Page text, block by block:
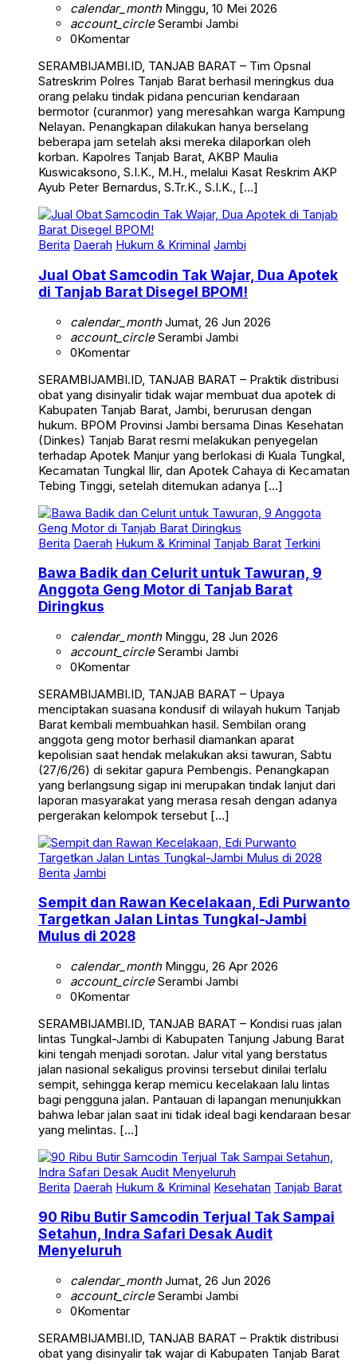
calendar_monthMinggu, 10 Mei 2026
account_circleSerambi Jambi
0Komentar
SERAMBIJAMBI.ID, TANJAB BARAT – Tim Opsnal
Satreskrim Polres Tanjab Barat berhasil meringkus dua
orang pelaku tindak pidana pencurian kendaraan
bermotor (curanmor) yang meresahkan warga Kampung
Nelayan. Penangkapan dilakukan hanya berselang
beberapa jam setelah aksi mereka dilaporkan oleh
korban. Kapolres Tanjab Barat, AKBP Maulia
Kuswicaksono, S.I.K., M.H., melalui Kasat Reskrim AKP
Ayub Peter Bernardus, S.Tr.K., S.I.K., […]
Berita Daerah Hukum & Kriminal Jambi
Jual Obat Samcodin Tak Wajar, Dua Apotek
di Tanjab Barat Disegel BPOM!
calendar_monthJumat, 26 Jun 2026
account_circleSerambi Jambi
0Komentar
SERAMBIJAMBI.ID, TANJAB BARAT – Praktik distribusi
obat yang disinyalir tidak wajar membuat dua apotek di
Kabupaten Tanjab Barat, Jambi, berurusan dengan
hukum. BPOM Provinsi Jambi bersama Dinas Kesehatan
(Dinkes) Tanjab Barat resmi melakukan penyegelan
terhadap Apotek Manjur yang berlokasi di Kuala Tungkal,
Kecamatan Tungkal Ilir, dan Apotek Cahaya di Kecamatan
Tebing Tinggi, setelah ditemukan adanya […]
Berita Daerah Hukum & Kriminal Tanjab Barat Terkini
Bawa Badik dan Celurit untuk Tawuran, 9
Anggota Geng Motor di Tanjab Barat
Diringkus
calendar_monthMinggu, 28 Jun 2026
account_circleSerambi Jambi
0Komentar
SERAMBIJAMBI.ID, TANJAB BARAT – Upaya
menciptakan suasana kondusif di wilayah hukum Tanjab
Barat kembali membuahkan hasil. Sembilan orang
anggota geng motor berhasil diamankan aparat
kepolisian saat hendak melakukan aksi tawuran, Sabtu
(27/6/26) di sekitar gapura Pembengis. Penangkapan
yang berlangsung sigap ini merupakan tindak lanjut dari
laporan masyarakat yang merasa resah dengan adanya
pergerakan kelompok tersebut […]
Berita Jambi
Sempit dan Rawan Kecelakaan, Edi Purwanto
Targetkan Jalan Lintas Tungkal-Jambi
Mulus di 2028
calendar_monthMinggu, 26 Apr 2026
account_circleSerambi Jambi
0Komentar
SERAMBIJAMBI.ID, TANJAB BARAT – Kondisi ruas jalan
lintas Tungkal-Jambi di Kabupaten Tanjung Jabung Barat
kini tengah menjadi sorotan. Jalur vital yang berstatus
jalan nasional sekaligus provinsi tersebut dinilai terlalu
sempit, sehingga kerap memicu kecelakaan lalu lintas
bagi pengguna jalan. Pantauan di lapangan menunjukkan
bahwa lebar jalan saat ini tidak ideal bagi kendaraan besar
yang melintas. […]
Berita Daerah Hukum & Kriminal Kesehatan Tanjab Barat
90 Ribu Butir Samcodin Terjual Tak Sampai
Setahun, Indra Safari Desak Audit
Menyeluruh
calendar_monthJumat, 26 Jun 2026
account_circleSerambi Jambi
0Komentar
SERAMBIJAMBI.ID, TANJAB BARAT – Praktik distribusi
obat yang disinyalir tak wajar di Kabupaten Tanjab Barat